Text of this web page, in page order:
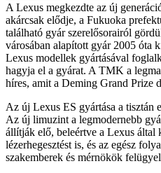
A Lexus megkezdte az új
akárcsak elődje, a Fukuoka
található gyár szerelősorairól
városában alapított gyár 2005 óta
Lexus modellek gyártásával
hagyja el a gyárat. A TMK a
híres, amit a Deming Grand Prize
Az új Lexus ES gyártása a tisztán
Az új limuzint a legmodernebb
állítják elő, beleértve a Lexus által
lézerhegesztést is, és az egész
szakemberek és mérnökök